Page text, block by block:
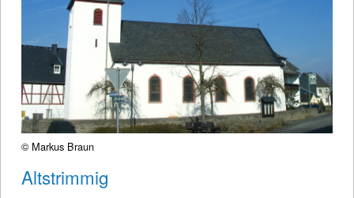
© Markus Braun
Altstrimmig